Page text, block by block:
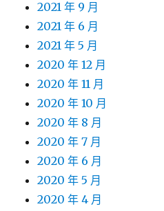
2021 年 9 月
2021 年 6 月
2021 年 5 月
2020 年 12 月
2020 年 11 月
2020 年 10 月
2020 年 8 月
2020 年 7 月
2020 年 6 月
2020 年 5 月
2020 年 4 月